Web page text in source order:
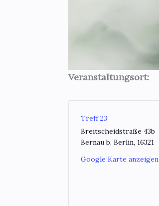
Veranstaltungsort:
Treff 23
Breitscheidstraße 43b
Bernau b. Berlin, 16321
Google Karte anzeigen